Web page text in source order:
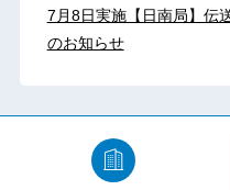
7月8日実施【日南局】伝
のお知らせ